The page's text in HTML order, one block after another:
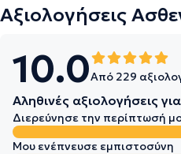
Αξιολογήσεις
10.0Από 229
Αληθινές αξιολογήσεις
Διερεύνησε την περίπτωσή
Μου ενέπνευσε εμπιστοσύνη